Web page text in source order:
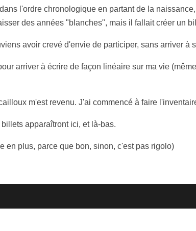
l'ordre chronologique en partant de la
des années "blanches", mais il fallait créer un
avoir crevé d'envie de participer, sans arriver à
arriver à écrire de façon linéaire sur ma vie
m'est revenu. J'ai commencé à faire
apparaîtront ici, et là-bas.
en plus, parce que bon, sinon, c'est pas rigolo)